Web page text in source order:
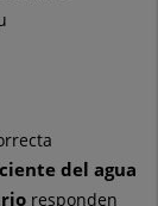
del agua
responden